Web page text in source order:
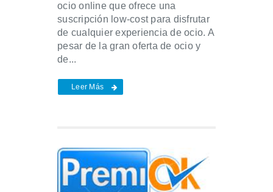
ocio online que ofrece una
suscripción low-cost para disfrutar
de cualquier experiencia de ocio. A
pesar de la gran oferta de ocio y
de...
Leer Más